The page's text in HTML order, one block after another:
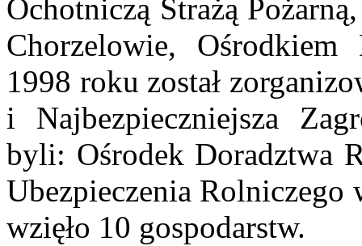
Ochotniczą Strażą
Chorzelowie, Ośrodkiem
1998 roku został
i Najbezpieczniejsza
byli: Ośrodek Doradztwa
Ubezpieczenia Rolniczego
wzięło 10 gospodarstw.